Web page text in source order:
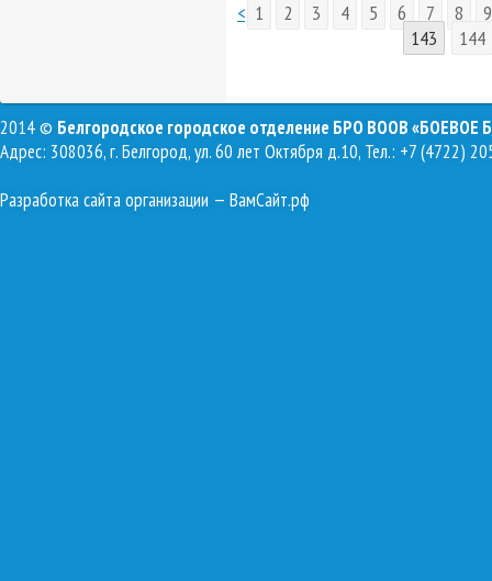
< 1 2 3 4 5 6 7 8
9
143
144
2014 © Белгородское городское отделение БРО ВООВ «БОЕВОЕ
Адрес: 308036, г. Белгород, ул. 60 лет Октября д.10, Тел.: +7 (4722)
Разработка сайта организации — ВамСайт.рф